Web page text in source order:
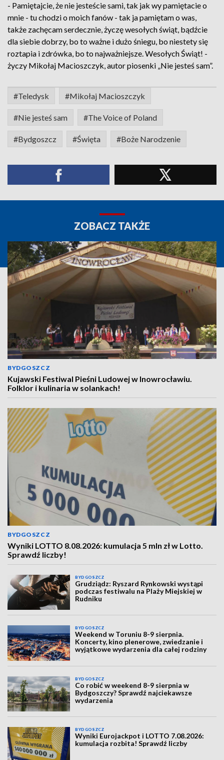
- Pamiętajcie, że nie jesteście sami, tak jak wy pamiętacie o
mnie - tu chodzi o moich fanów - tak ja pamiętam o was,
także zachęcam serdecznie, życzę wesołych świąt, bądźcie
dla siebie dobrzy, bo to ważne i dużo śniegu, bo niestety się
roztapia i zdrówka, bo to najważniejsze. Wesołych Świąt! -
życzy Mikołaj Macioszczyk, autor piosenki „Nie jesteś sam”.
#Teledysk #Mikołaj Macioszczyk
#Nie jesteś sam #The Voice of Poland
#Bydgoszcz #Święta #Boże Narodzenie
ZOBACZ TAKŻE
BYDGOSZCZ
Kujawski Festiwal Pieśni Ludowej w Inowrocławiu.
Folklor i kulinaria w solankach!
BYDGOSZCZ
Wyniki LOTTO 8.08.2026: kumulacja 5 mln zł w Lotto.
Sprawdź liczby!
BYDGOSZCZ
Grudziądz: Ryszard Rynkowski wystąpi
podczas festiwalu na Plaży Miejskiej w
Rudniku
BYDGOSZCZ
Weekend w Toruniu 8-9 sierpnia.
Koncerty, kino plenerowe, zwiedzanie i
wyjątkowe wydarzenia dla całej rodziny
BYDGOSZCZ
Co robić w weekend 8-9 sierpnia w
Bydgoszczy? Sprawdź najciekawsze
wydarzenia
BYDGOSZCZ
Wyniki Eurojackpot i LOTTO 7.08.2026:
kumulacja rozbita! Sprawdź liczby